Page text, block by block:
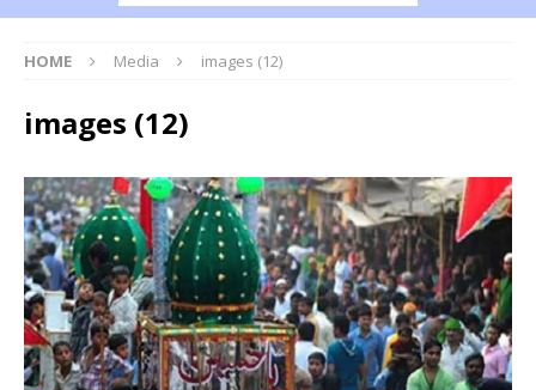
HOME Media images (12)
images (12)